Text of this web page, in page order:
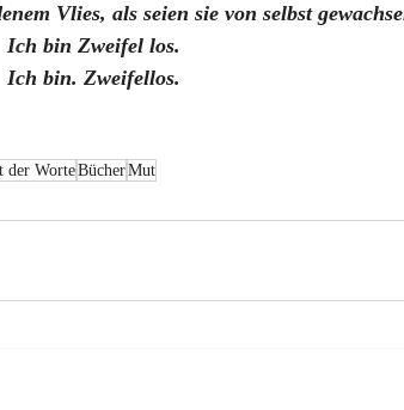
Vlies, als seien sie von selbst
Ich bin Zweifel los.
Ich bin. Zweifellos.
der WorteBücherMut